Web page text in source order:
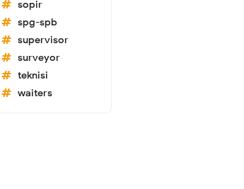
sopir
spg-spb
supervisor
surveyor
teknisi
waiters